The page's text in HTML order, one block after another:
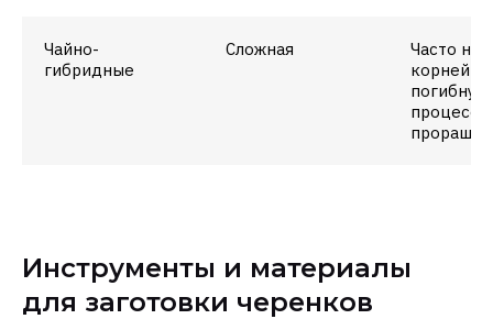
Чайно-
гибридные
Сложная
Часто не
корней
процессе
Инструменты и материалы
для заготовки черенков